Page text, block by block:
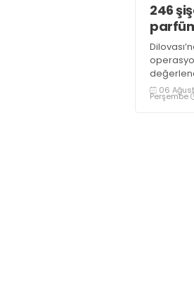
246
parfüm
06
Perşembe